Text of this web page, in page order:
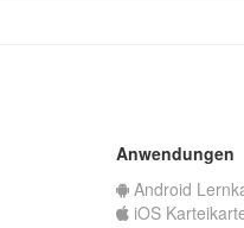
Anwendungen
Android
iOS